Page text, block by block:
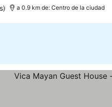
a 0.9 km de: Centro de la ciudad